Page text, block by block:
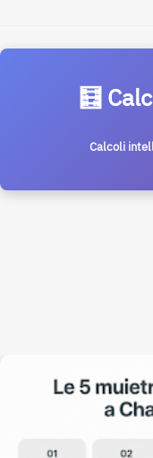
🧮
Calcoli